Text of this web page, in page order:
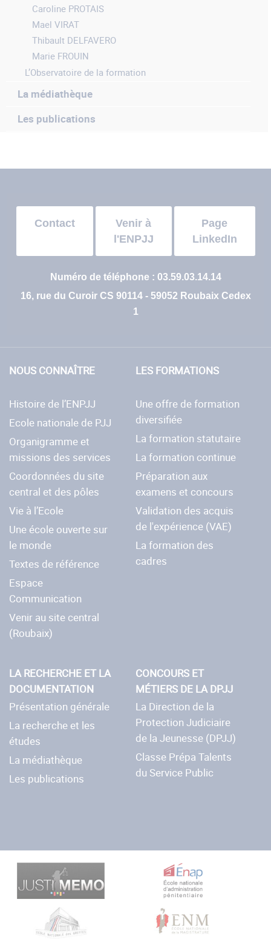
Caroline PROTAIS
Mael VIRAT
Thibault DELFAVERO
Marie FROUIN
L’Observatoire de la formation
La médiathèque
Les publications
Contact
Venir à
l'ENPJJ
Page
LinkedIn
Numéro de téléphone : 03.59.03.14.14
16, rue du Curoir CS 90114 - 59052 Roubaix Cedex
1
NOUS CONNAÎTRE
Histoire de l’ENPJJ
Ecole nationale de PJJ
Organigramme et
missions des services
Coordonnées du site
central et des pôles
Vie à l’Ecole
Une école ouverte sur
le monde
Textes de référence
Espace
Communication
Venir au site central
(Roubaix)
LES FORMATIONS
Une offre de formation
diversifiée
La formation statutaire
La formation continue
Préparation aux
examens et concours
Validation des acquis
de l'expérience (VAE)
La formation des
cadres
LA RECHERCHE ET LA
DOCUMENTATION
Présentation générale
La recherche et les
études
La médiathèque
Les publications
CONCOURS ET
MÉTIERS DE LA DPJJ
La Direction de la
Protection Judiciaire
de la Jeunesse (DPJJ)
Classe Prépa Talents
du Service Public